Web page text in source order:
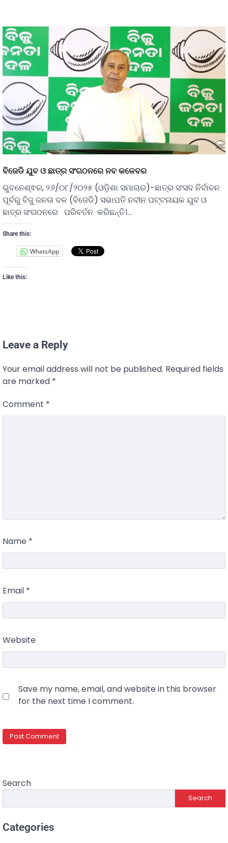
ବିଜେଡି ଯୁବ ଓ ଛାତ୍ର ସଂଗଠନରେ ନବ କଳେବର
ଭୁବନେଶ୍ଵର, ୨୬/୦୮/୨୦୨୫ (ଓଡ଼ିଶା ସମାଚାର)-ଛାତ୍ର ସଂସଦ ନିର୍ବାଚନ
ପୂର୍ବରୁ ବିଜୁ ଜନତା ଦଳ (ବିଜେଡି) ସଭାପତି ନବୀନ ପଟ୍ଟନାୟକ ଯୁବ ଓ
ଛାତ୍ର ସଂଗଠନରେ ପରିବର୍ତନ କରିଛନ୍ତି।…
Share this:
WhatsApp
Like this:
Leave a Reply
Your email address will not be published. Required fields
are marked *
Comment *
Name *
Email *
Website
Save my name, email, and website in this browser
for the next time I comment.
Search
Search
Categories